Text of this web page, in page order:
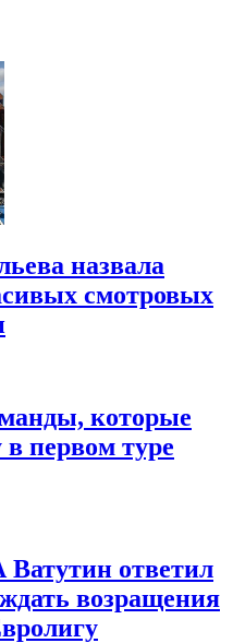
назвала
смотровых
которые
первом туре
ответил
возращения